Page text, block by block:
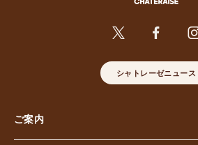
シャトレーゼニュース
ご案内